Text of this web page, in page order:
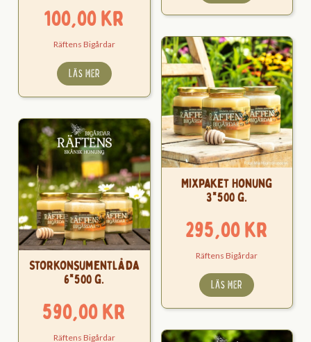
100,00kr
Räftens Bigårdar
LÄS MER
Mixpaket Honung
3*500 g.
295,00kr
Räftens Bigårdar
LÄS MER
Storkonsumentlåda
6*500 g.
590,00kr
Räftens Bigårdar